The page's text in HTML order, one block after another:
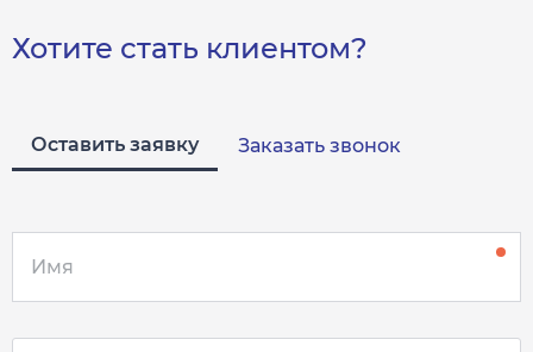
Хотите стать клиентом?
Оставить заявку Заказать звонок